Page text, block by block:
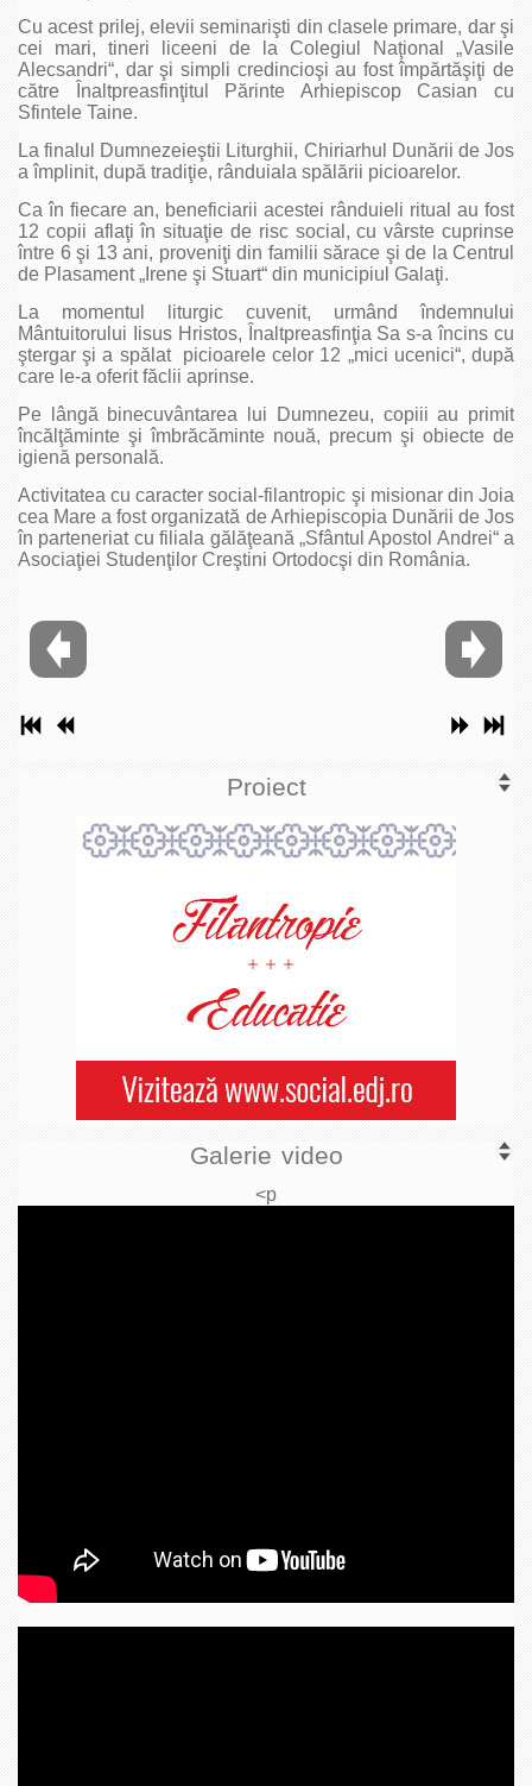
Cu acest prilej, elevii seminarişti din clasele primare, dar şi
cei mari, tineri liceeni de la Colegiul Naţional „Vasile
Alecsandri“, dar şi simpli credincioşi au fost împărtăşiţi de
către Înaltpreasfinţitul Părinte Arhiepiscop Casian cu
Sfintele Taine.
La finalul Dumnezeieştii Liturghii, Chiriarhul Dunării de Jos
a împlinit, după tradiţie, rânduiala spălării picioarelor.
Ca în fiecare an, beneficiarii acestei rânduieli ritual au fost
12 copii aflaţi în situaţie de risc social, cu vârste cuprinse
între 6 şi 13 ani, proveniţi din familii sărace şi de la Centrul
de Plasament „Irene şi Stuart“ din municipiul Galaţi.
La momentul liturgic cuvenit, urmând îndemnului
Mântuitorului Iisus Hristos, Înaltpreasfinţia Sa s-a încins cu
ştergar şi a spălat picioarele celor 12 „mici ucenici“, după
care le-a oferit făclii aprinse.
Pe lângă binecuvântarea lui Dumnezeu, copiii au primit
încălţăminte şi îmbrăcăminte nouă, precum şi obiecte de
igienă personală.
Activitatea cu caracter social-filantropic şi misionar din Joia
cea Mare a fost organizată de Arhiepiscopia Dunării de Jos
în parteneriat cu filiala gălăţeană „Sfântul Apostol Andrei“ a
Asociaţiei Studenţilor Creştini Ortodocşi din România.
Proiect
Galerie video
<p